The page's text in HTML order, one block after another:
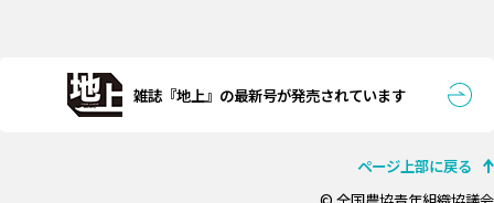
雑誌『地上』の最新号が発売されています
ページ上部に戻る